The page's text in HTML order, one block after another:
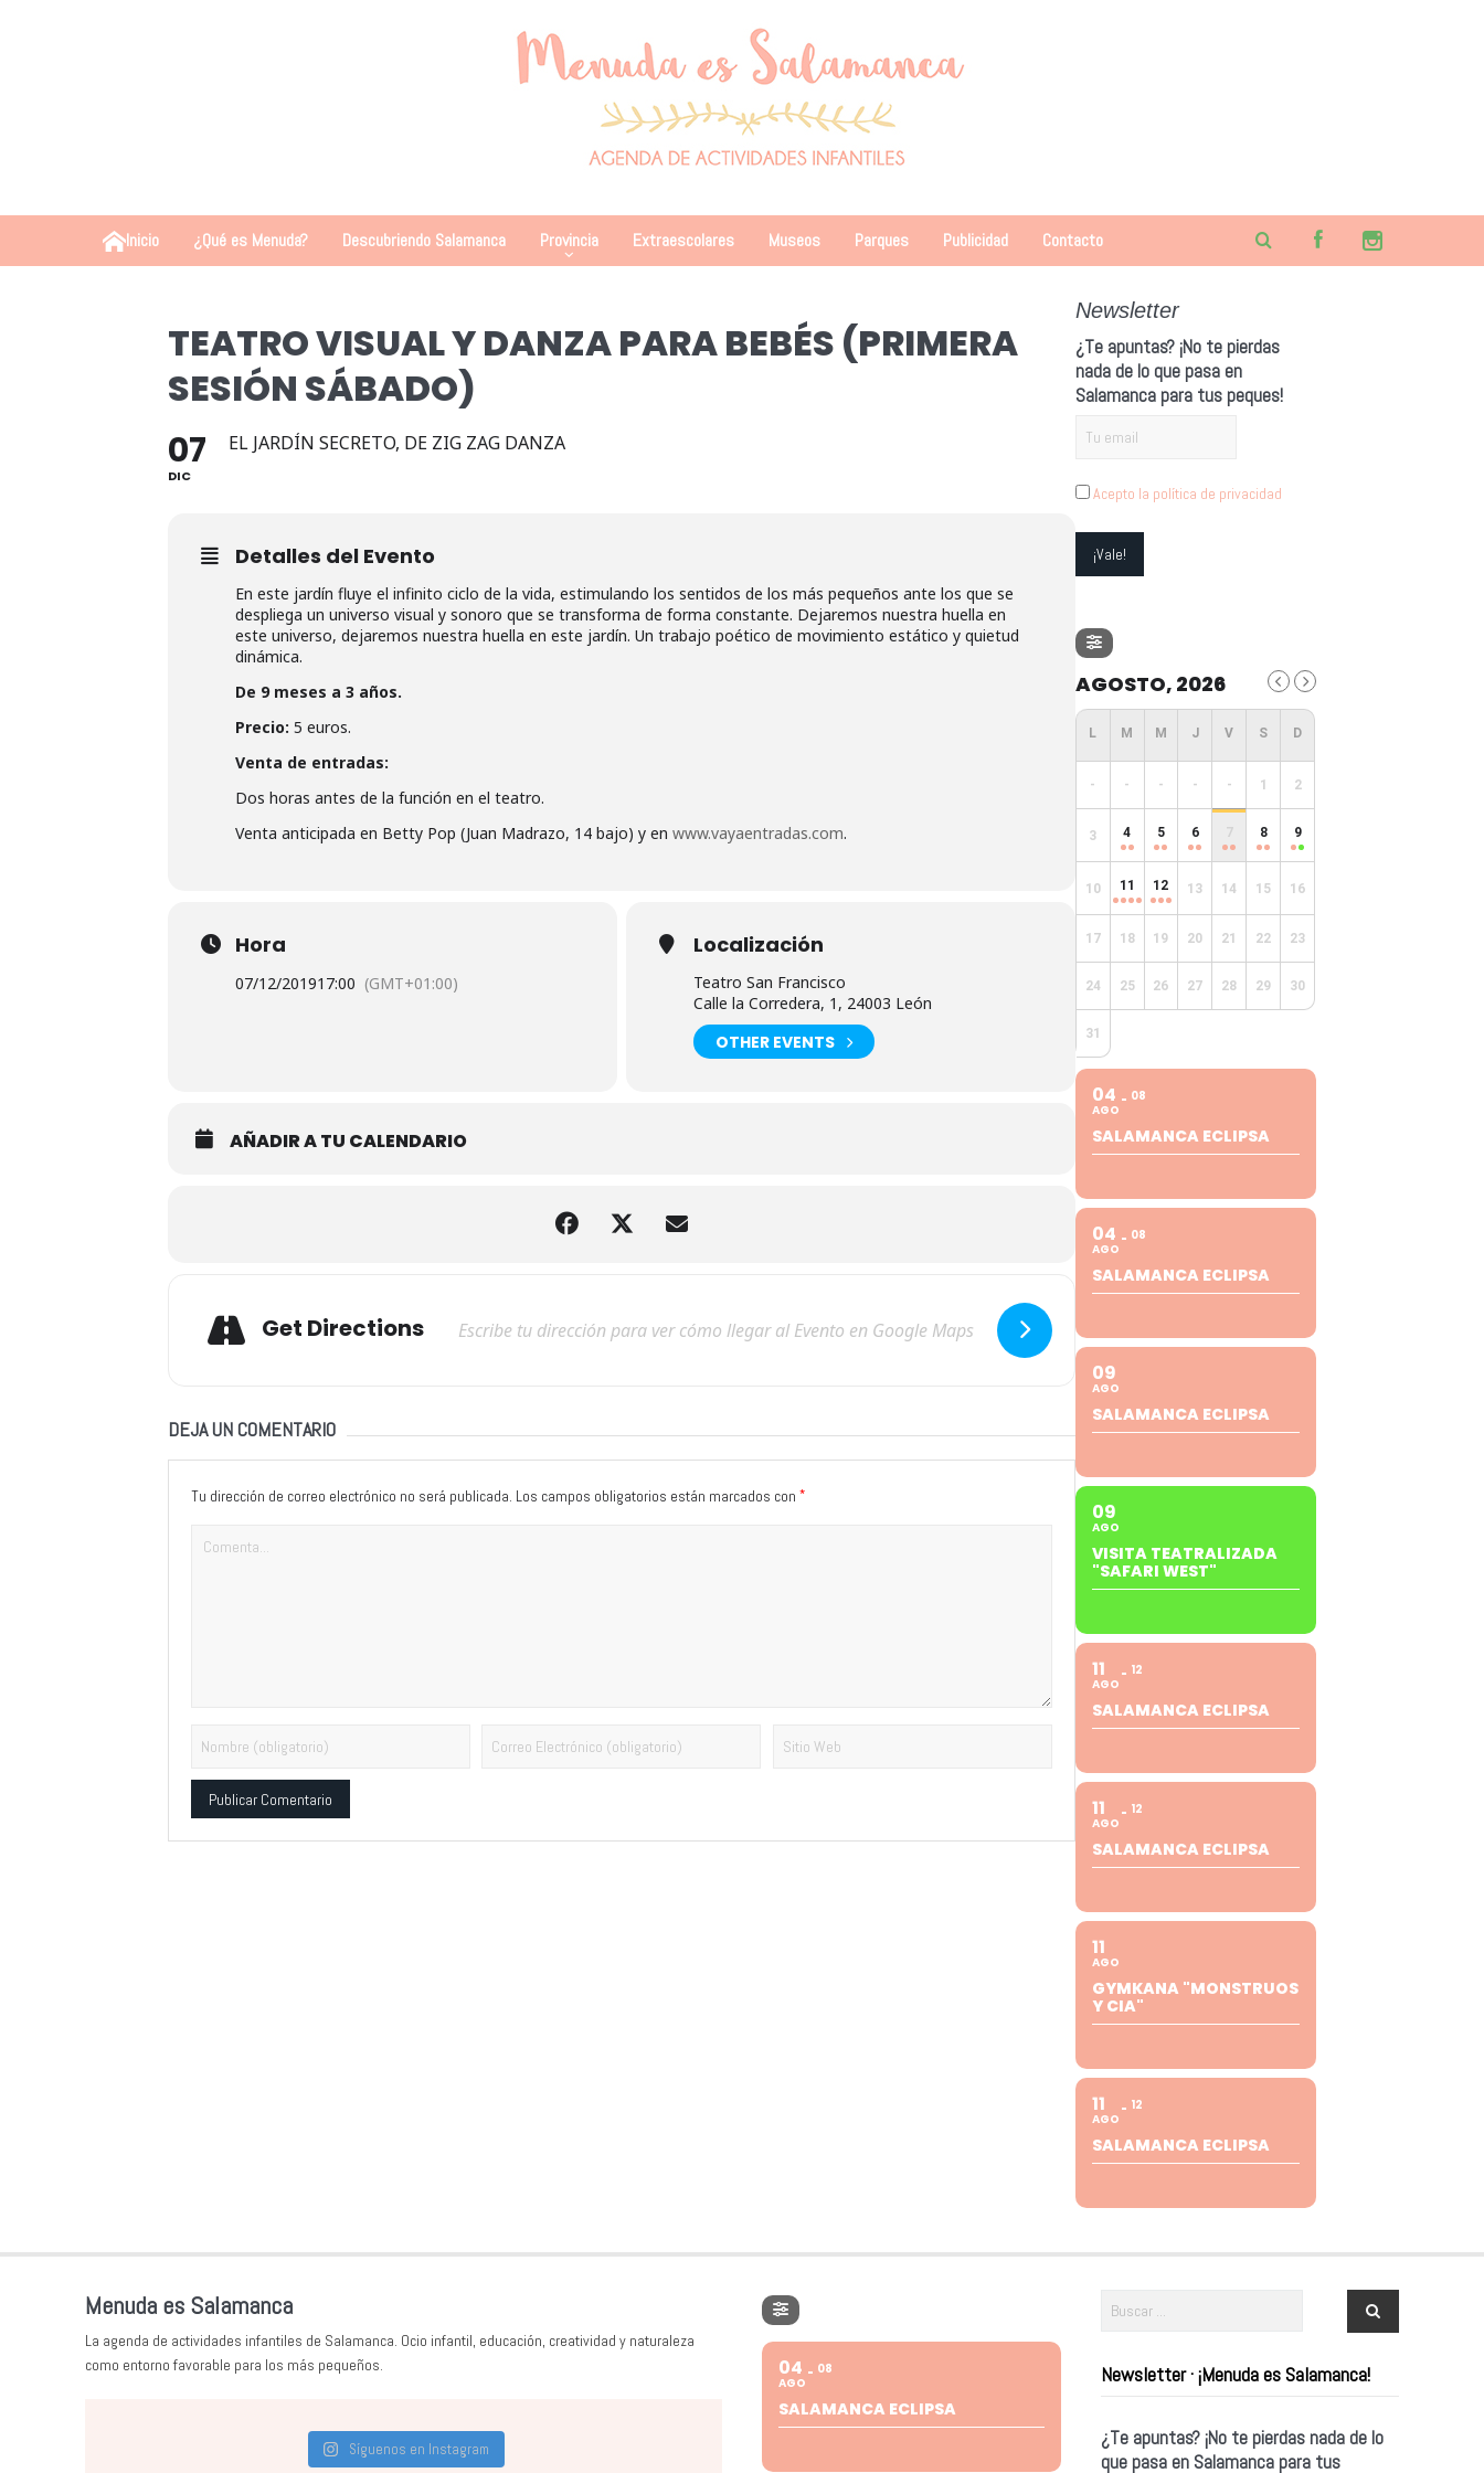
Inicio ¿Qué es Menuda? Descubriendo Salamanca Provincia Extraescolares Museos Parques Publicidad Contacto
TEATRO VISUAL Y DANZA PARA BEBÉS (PRIMERA
SESIÓN SÁBADO)
07
DIC
EL JARDÍN SECRETO, DE ZIG ZAG DANZA
Detalles del Evento
En este jardín fluye el infinito ciclo de la vida, estimulando los sentidos de los más pequeños ante los que se
despliega un universo visual y sonoro que se transforma de forma constante. Dejaremos nuestra huella en
este universo, dejaremos nuestra huella en este jardín. Un trabajo poético de movimiento estático y quietud
dinámica.
De 9 meses a 3 años.
Precio: 5 euros.
Venta de entradas:
Dos horas antes de la función en el teatro.
Venta anticipada en Betty Pop (Juan Madrazo, 14 bajo) y en www.vayaentradas.com.
Hora
07/12/201917:00 (GMT+01:00)
Localización
Teatro San Francisco
Calle la Corredera, 1, 24003 León
OTHER EVENTS
AÑADIR A TU CALENDARIO
Get Directions
DEJA UN COMENTARIO
Tu dirección de correo electrónico no será publicada. Los campos obligatorios están marcados con *
Newsletter
¿Te apuntas? ¡No te pierdas
nada de lo que pasa en
Salamanca para tus peques!
Acepto la política de privacidad
AGOSTO, 2026
- - - - - 1 2
3 4 5 6 7 8 9
10 11 12 13 14 15 16
17 18 19 20 21 22 23
24 25 26 27 28 29 30
31
04
AGO
08
SALAMANCA ECLIPSA
04
AGO
08
SALAMANCA ECLIPSA
09
AGO
SALAMANCA ECLIPSA
09
AGO
VISITA TEATRALIZADA
"SAFARI WEST"
11
AGO
12
SALAMANCA ECLIPSA
11
AGO
12
SALAMANCA ECLIPSA
11
AGO
GYMKANA "MONSTRUOS
Y CIA"
11
AGO
12
SALAMANCA ECLIPSA
Menuda es Salamanca
La agenda de actividades infantiles de Salamanca. Ocio infantil, educación, creatividad y naturaleza
como entorno favorable para los más pequeños.
Síguenos en Instagram
04
AGO
08
SALAMANCA ECLIPSA
Newsletter · ¡Menuda es Salamanca!
¿Te apuntas? ¡No te pierdas nada de lo
que pasa en Salamanca para tus